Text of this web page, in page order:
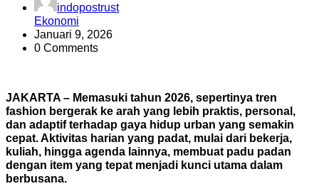
indopostrust
Ekonomi
Januari 9, 2026
0 Comments
JAKARTA – Memasuki tahun 2026, sepertinya tren
fashion bergerak ke arah yang lebih praktis, personal,
dan adaptif terhadap gaya hidup urban yang semakin
cepat. Aktivitas harian yang padat, mulai dari bekerja,
kuliah, hingga agenda lainnya, membuat padu padan
dengan item yang tepat menjadi kunci utama dalam
berbusana.